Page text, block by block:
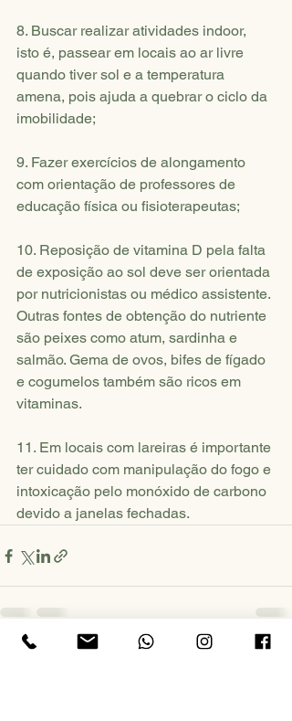
8. Buscar realizar atividades indoor,
isto é, passear em locais ao ar livre
quando tiver sol e a temperatura
amena, pois ajuda a quebrar o ciclo da
imobilidade;
9. Fazer exercícios de alongamento
com orientação de professores de
educação física ou fisioterapeutas;
10. Reposição de vitamina D pela falta
de exposição ao sol deve ser orientada
por nutricionistas ou médico assistente.
Outras fontes de obtenção do nutriente
são peixes como atum, sardinha e
salmão. Gema de ovos, bifes de fígado
e cogumelos também são ricos em
vitaminas.
11. Em locais com lareiras é importante
ter cuidado com manipulação do fogo e
intoxicação pelo monóxido de carbono
devido a janelas fechadas.